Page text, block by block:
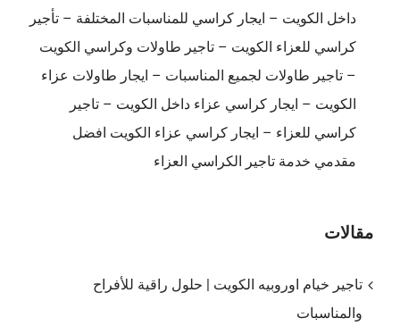
داخل الكويت – ايجار كراسي للمناسبات المختلفة – تأجير
كراسي للعزاء الكويت – تاجير طاولات وكراسي الكويت
– تاجير طاولات لجميع المناسبات – ايجار طاولات عزاء
الكويت – ايجار كراسي عزاء داخل الكويت – تاجير
كراسي للعزاء – ايجار كراسي عزاء الكويت افضل
مقدمي خدمة تاجير الكراسي العزاء
مقالات
تاجير خيام اوروبيه الكويت | حلول راقية للأفراح
والمناسبات